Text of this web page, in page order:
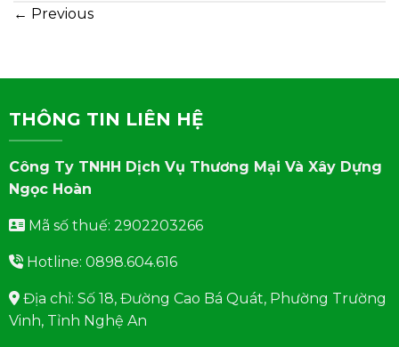
← Previous
THÔNG TIN LIÊN HỆ
Công Ty TNHH Dịch Vụ Thương Mại Và Xây Dựng
Ngọc Hoàn
Mã số thuế: 2902203266
Hotline: 0898.604.616
Địa chỉ: Số 18, Đường Cao Bá Quát, Phường Trường
Vinh, Tỉnh Nghệ An